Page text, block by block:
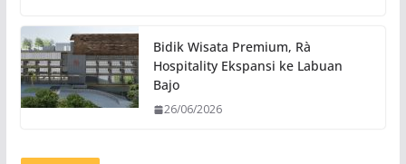
Bidik Wisata Premium, Rà
Hospitality Ekspansi ke Labuan
Bajo
26/06/2026